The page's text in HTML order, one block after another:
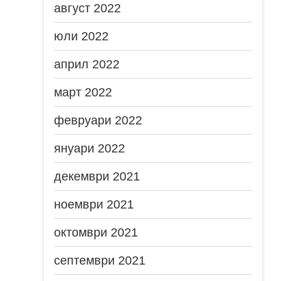
август 2022
юли 2022
април 2022
март 2022
февруари 2022
януари 2022
декември 2021
ноември 2021
октомври 2021
септември 2021